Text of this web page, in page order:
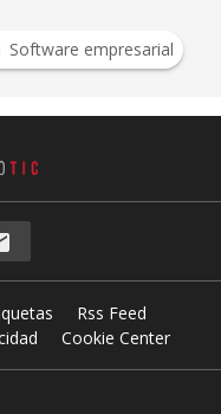
Software empresarial
Rss Feed
Cookie Center